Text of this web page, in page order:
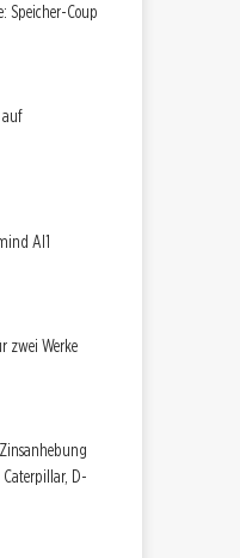
Speicher-Coup
auf
AI1
zwei Werke
Caterpillar, D-